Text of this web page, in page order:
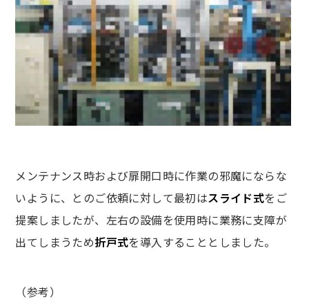
メンテナンス時および扉開口時に作業の邪魔にならな
いように、とのご依頼に対して最初はスライド式をご
提案しましたが、左右の設備を使用時に業務に支障が
出てしまうため折戸式を導入することとしました。
（参考）